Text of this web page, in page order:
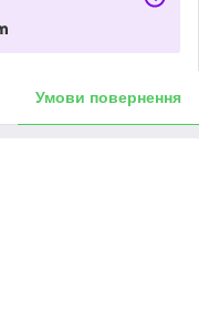
Умови повернення